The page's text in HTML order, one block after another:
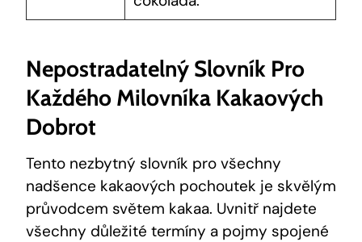
Nepostradatelný Slovník Pro
Každého Milovníka Kakaových ​
Dobrot
Tento⁢ nezbytný slovník ⁤pro ‍všechny
nadšence kakaových⁣ pochoutek je skvělým
‍průvodcem světem ‌kakaa. ​Uvnitř najdete
⁤všechny důležité termíny a pojmy‌ spojené⁢